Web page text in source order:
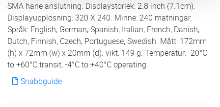
SMA hane anslutning. Displaystorlek: 2.8 inch (7.1cm).
Displayupplösning: 320 X 240. Minne: 240 mätningar.
Språk: English, German, Spanish, Italian, French, Danish,
Dutch, Finnish, Czech, Portuguese, Swedish. Mått: 172mm
(h) x 72mm (w) x 20mm (d). vikt: 149 g. Temperatur: -20°C
to +60°C transit, -4°C to +40°C operating.
Snabbguide